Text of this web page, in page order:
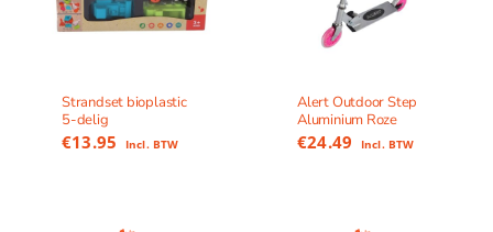
Strandset bioplastic
5-delig
€13.95 Incl. BTW
Alert Outdoor Step
Aluminium Roze
€24.49 Incl. BTW